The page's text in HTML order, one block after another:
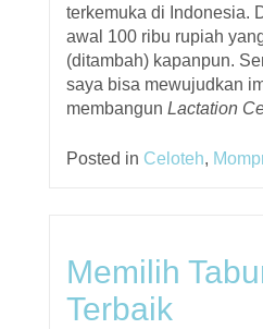
terkemuka di Indonesia.
awal 100 ribu rupiah
(ditambah) kapanpun.
saya bisa mewujudkan
membangun Lactation
Posted in Celoteh,
Memilih
Terbaik